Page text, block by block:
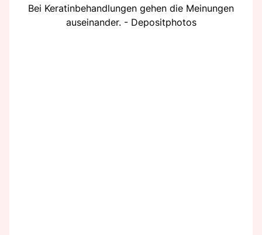
Bei Keratinbehandlungen gehen die Meinungen
auseinander. - Depositphotos